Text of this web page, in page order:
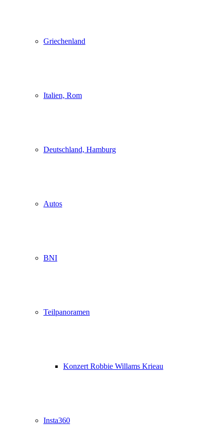
Griechenland
Italien, Rom
Deutschland, Hamburg
Autos
BNI
Teilpanoramen
Konzert Robbie Willams Krieau
Insta360